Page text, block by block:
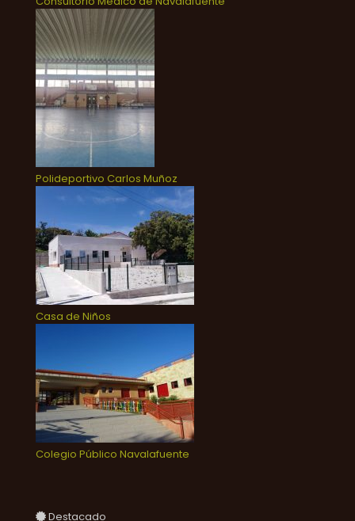
Polideportivo Carlos Muñoz
Casa de Niños
Colegio Público Navalafuente
Destacado